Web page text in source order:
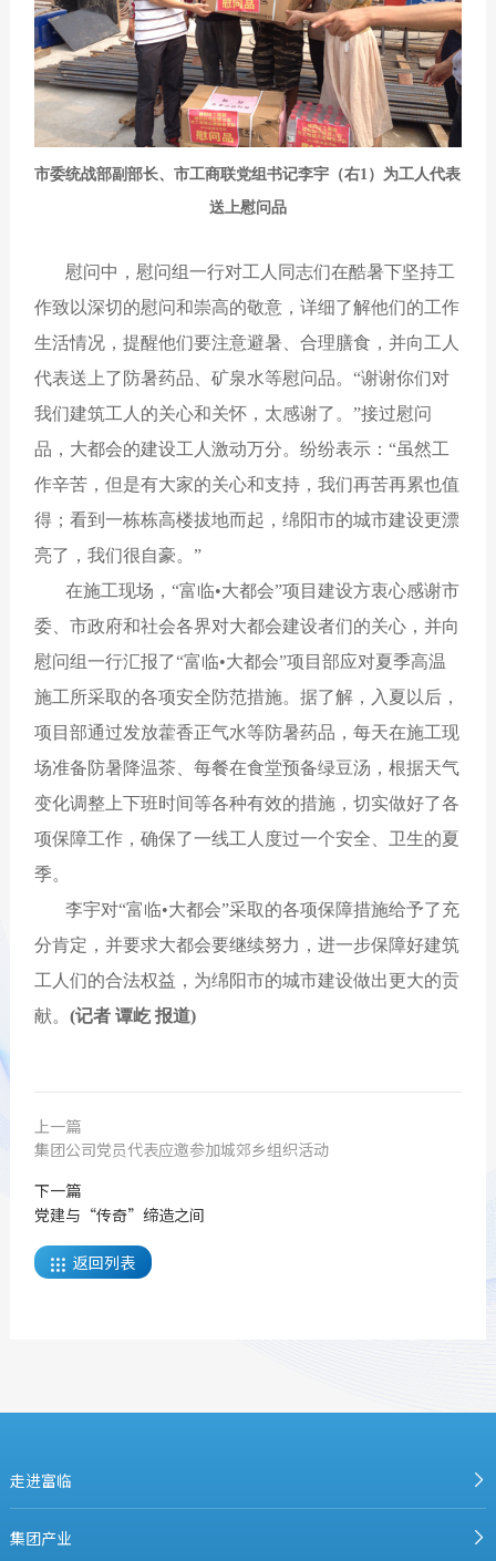
市委统战部副部长、市工商联党组书记李宇（右1）为工人代表
送上慰问品
慰问中，慰问组一行对工人同志们在酷暑下坚持工
作致以深切的慰问和崇高的敬意，详细了解他们的工作
生活情况，提醒他们要注意避暑、合理膳食，并向工人
代表送上了防暑药品、矿泉水等慰问品。“谢谢你们对
我们建筑工人的关心和关怀，太感谢了。”接过慰问
品，大都会的建设工人激动万分。纷纷表示：“虽然工
作辛苦，但是有大家的关心和支持，我们再苦再累也值
得；看到一栋栋高楼拔地而起，绵阳市的城市建设更漂
亮了，我们很自豪。”
在施工现场，“富临•大都会”项目建设方衷心感谢市
委、市政府和社会各界对大都会建设者们的关心，并向
慰问组一行汇报了“富临•大都会”项目部应对夏季高温
施工所采取的各项安全防范措施。据了解，入夏以后，
项目部通过发放藿香正气水等防暑药品，每天在施工现
场准备防暑降温茶、每餐在食堂预备绿豆汤，根据天气
变化调整上下班时间等各种有效的措施，切实做好了各
项保障工作，确保了一线工人度过一个安全、卫生的夏
季。
李宇对“富临•大都会”采取的各项保障措施给予了充
分肯定，并要求大都会要继续努力，进一步保障好建筑
工人们的合法权益，为绵阳市的城市建设做出更大的贡
献。(记者 谭屹 报道)
上一篇
集团公司党员代表应邀参加城郊乡组织活动
下一篇
党建与“传奇”缔造之间
 返回列表
走进富临
集团产业